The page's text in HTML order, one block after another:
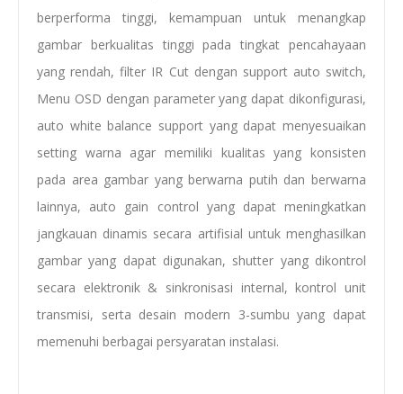
berperforma tinggi, kemampuan untuk menangkap
gambar berkualitas tinggi pada tingkat pencahayaan
yang rendah, filter IR Cut dengan support auto switch,
Menu OSD dengan parameter yang dapat dikonfigurasi,
auto white balance support yang dapat menyesuaikan
setting warna agar memiliki kualitas yang konsisten
pada area gambar yang berwarna putih dan berwarna
lainnya, auto gain control yang dapat meningkatkan
jangkauan dinamis secara artifisial untuk menghasilkan
gambar yang dapat digunakan, shutter yang dikontrol
secara elektronik & sinkronisasi internal, kontrol unit
transmisi, serta desain modern 3-sumbu yang dapat
memenuhi berbagai persyaratan instalasi.